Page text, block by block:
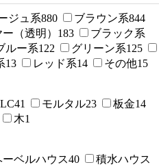
ジュ系880 ブラウン系844
（透明） 183
ブラック系
ルー系122 グリーン系125
13 レッド系14 その他15
41 モルタル23 板金14
木1
ーベルハウス40
積水ハウス